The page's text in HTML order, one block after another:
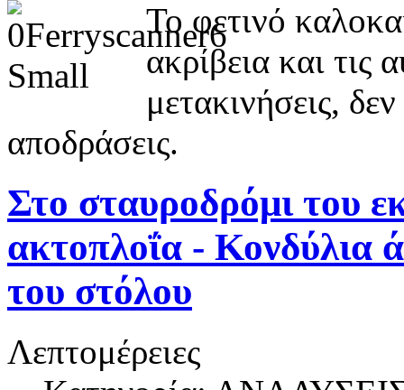
Το φετινό
ακρίβεια και τις
μετακινήσεις,
αποδράσεις.
Στο σταυροδρόμι του
ακτοπλοΐα - Κονδύλια
του στόλου
Λεπτομέρειες